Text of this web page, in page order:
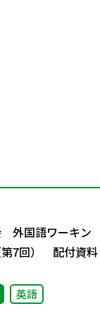
外国語ワーキン
第7回） 配付資料
英語